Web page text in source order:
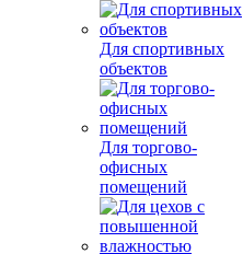
Для спортивных
объектов
Для торгово-
офисных
помещений